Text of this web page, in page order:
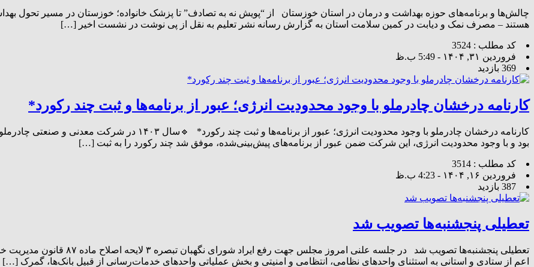
هستند – مصرف نمک و دیابت در کمین سلامت استان به گزارش رسانه نشر تعلیم به نقل از پی نوشت در نشست اخیر […]
کد مطلب : 3524
فروردین ۳۱, ۱۴۰۴ - 5:49 ب.ظ
369 بازدید
کارنامه درخشان چادرملو با وجود محدودیت انرژی؛ عبور از برنامه‌ها و ثبت چند رکورد*
کارنامه درخشان چادرملو با وجود محدودیت انرژی؛ عبور از
بود و با وجود محدودیت انرژی، این شرکت ضمن عبور از برنامه‌های پیش‌بینی‌شده، موفق شد چند رکورد را به ثبت […]
کد مطلب : 3514
فروردین ۱۶, ۱۴۰۴ - 4:23 ب.ظ
387 بازدید
تعطیلی پنجشنبه‌ها تصویب شد
تعطیلی پنجشنبه‌ها تصویب شد در
اعم از ستادی و استانی به استثنای واحدهای نظامی، انتظامی و امنیتی و بخش عملیاتی واحدهای خدمات‌رسانی از قبیل بانک‌ها، گمرک […]